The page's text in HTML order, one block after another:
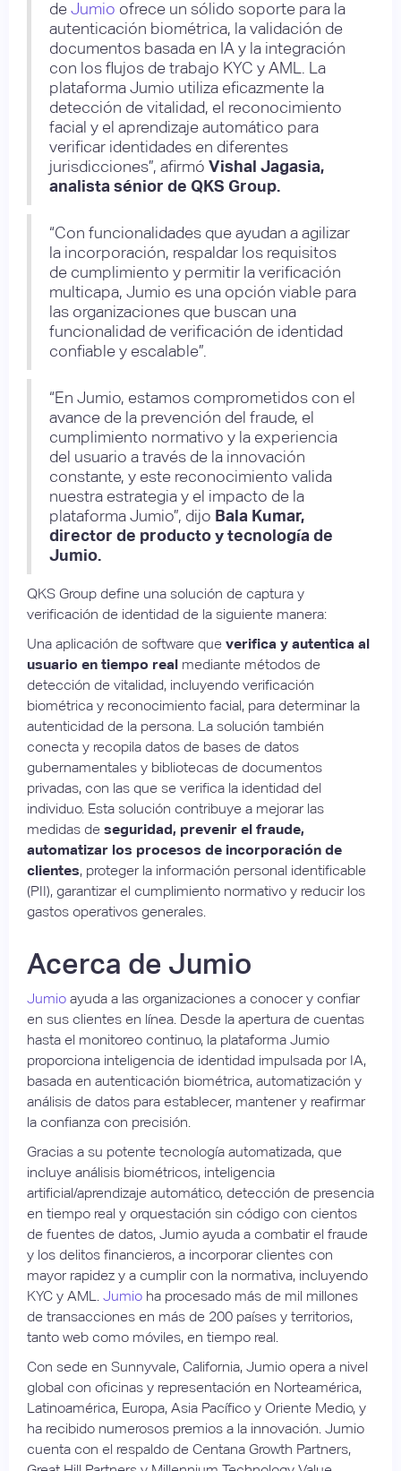
deJumio ofrece un sólido soporte para la
autenticación biométrica, la validación de
documentos basada en IA y la integración
con los flujos de trabajo KYC y AML. La
plataforma Jumio utiliza eficazmente la
detección de vitalidad, el reconocimiento
facial y el aprendizaje automático para
verificar identidades en diferentes
jurisdicciones”, afirmó Vishal Jagasia,
analista sénior de QKS Group.
“Con funcionalidades que ayudan a agilizar
la incorporación, respaldar los requisitos
de cumplimiento y permitir la verificación
multicapa, Jumio es una opción viable para
las organizaciones que buscan una
funcionalidad de verificación de identidad
confiable y escalable”.
“En Jumio, estamos comprometidos con el
avance de la prevención del fraude, el
cumplimiento normativo y la experiencia
del usuario a través de la innovación
constante, y este reconocimiento valida
nuestra estrategia y el impacto de la
plataforma Jumio”, dijo Bala Kumar,
director de producto y tecnología de
Jumio.
QKS Group define una solución de captura y
verificación de identidad de la siguiente manera:
Una aplicación de software que verifica y autentica al
usuario en tiempo real mediante métodos de
detección de vitalidad, incluyendo verificación
biométrica y reconocimiento facial, para determinar la
autenticidad de la persona. La solución también
conecta y recopila datos de bases de datos
gubernamentales y bibliotecas de documentos
privadas, con las que se verifica la identidad del
individuo. Esta solución contribuye a mejorar las
medidas de seguridad, prevenir el fraude,
automatizar los procesos de incorporación de
clientes, proteger la información personal identificable
(PII), garantizar el cumplimiento normativo y reducir los
gastos operativos generales.
Acerca de Jumio
Jumio ayuda a las organizaciones a conocer y confiar
en sus clientes en línea. Desde la apertura de cuentas
hasta el monitoreo continuo, la plataforma Jumio
proporciona inteligencia de identidad impulsada por IA,
basada en autenticación biométrica, automatización y
análisis de datos para establecer, mantener y reafirmar
la confianza con precisión.
Gracias a su potente tecnología automatizada, que
incluye análisis biométricos, inteligencia
artificial/aprendizaje automático, detección de presencia
en tiempo real y orquestación sin código con cientos
de fuentes de datos, Jumio ayuda a combatir el fraude
y los delitos financieros, a incorporar clientes con
mayor rapidez y a cumplir con la normativa, incluyendo
KYC y AML. Jumio ha procesado más de mil millones
de transacciones en más de 200 países y territorios,
tanto web como móviles, en tiempo real.
Con sede en Sunnyvale, California, Jumio opera a nivel
global con oficinas y representación en Norteamérica,
Latinoamérica, Europa, Asia Pacífico y Oriente Medio, y
ha recibido numerosos premios a la innovación. Jumio
cuenta con el respaldo de Centana Growth Partners,